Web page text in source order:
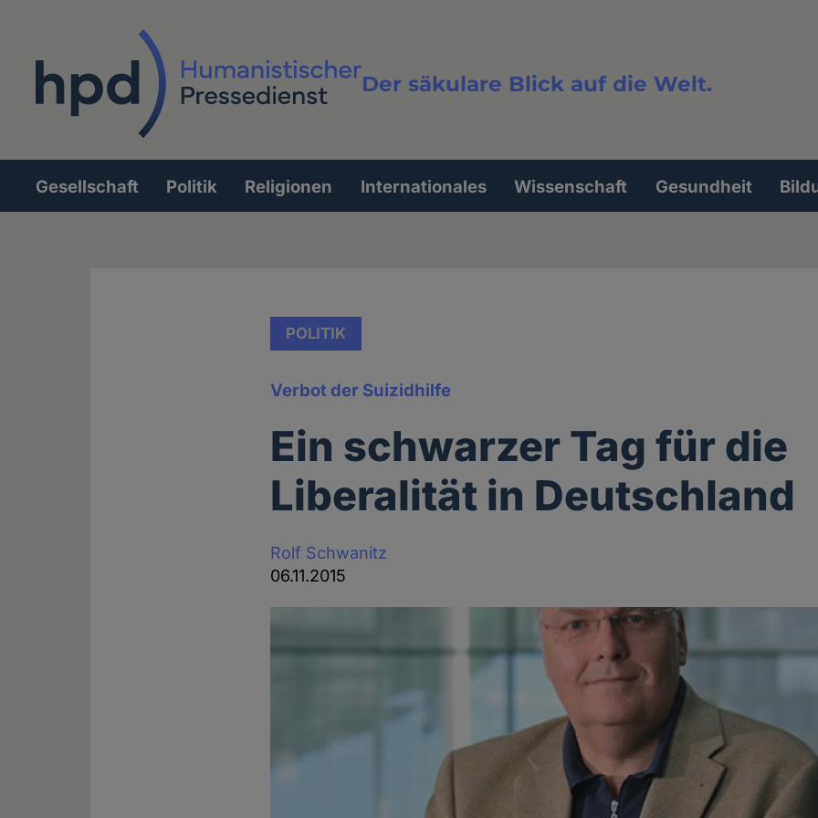
Der säkulare Blick auf die Welt.
Volltextsuche
Hauptnavigation
Gesellschaft Politik Religionen Internationales Wissenschaft Gesundheit
POLITIK
Verbot der Suizidhilfe
Ein schwarzer Tag für die
Liberalität in Deutschland
Rolf Schwanitz
06.11.2015